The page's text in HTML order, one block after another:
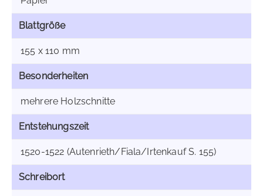
Blattgröße
155 x 110 mm
Besonderheiten
mehrere Holzschnitte
Entstehungszeit
1520-1522 (Autenrieth/Fiala/Irtenkauf S. 155)
Schreibort